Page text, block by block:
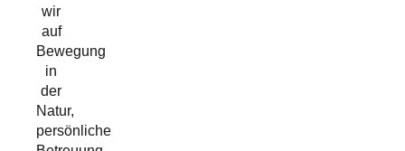
wir
auf
Bewegung
in
der
Natur,
persönliche